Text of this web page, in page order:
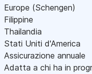
Europe (Schengen)
Filippine
Thailandia
Stati Uniti d'America
Assicurazione annuale
Adatta a chi ha in